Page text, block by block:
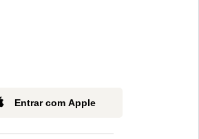
Entrar com Apple